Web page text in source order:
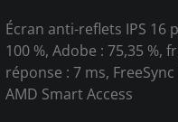
Écran anti-reflets IPS 16
100 %, Adobe : 75,35 %,
réponse : 7 ms,
AMD Smart Access